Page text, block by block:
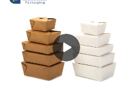
イヤーは、ヌードルサラダ
テイクアウト用のカスタム
プリントホットセール食品
グレード紙PEコーティング
パッケージボックスが幅広
い用途を享受し、広く使用